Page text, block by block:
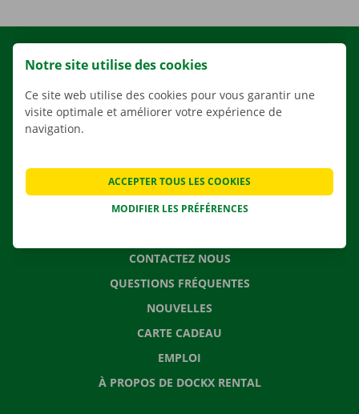
LOCATION
NOS SERVICES
SOLUTIONS DE DÉMÉNAGEMENT
CONTACTEZ NOUS
QUESTIONS FRÉQUENTES
NOUVELLES
CARTE CADEAU
EMPLOI
À PROPOS DE DOCKX RENTAL
Notre site utilise des cookies
Ce site web utilise des cookies pour vous garantir une
visite optimale et améliorer votre expérience de
navigation.
MODIFIER LES PRÉFÉRENCES
ACCEPTER TOUS LES COOKIES